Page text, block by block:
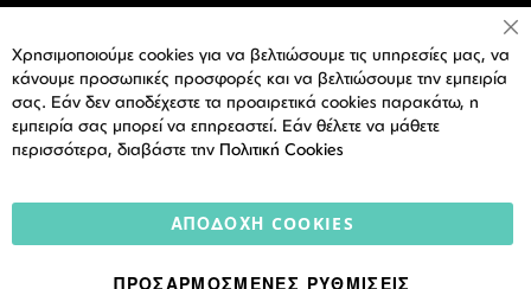
Χρησιμοποιούμε cookies για να βελτιώσουμε τις υπηρεσίες μας, να
κάνουμε προσωπικές προσφορές και να βελτιώσουμε την εμπειρία
σας. Εάν δεν αποδέχεστε τα προαιρετικά cookies παρακάτω, η
εμπειρία σας μπορεί να επηρεαστεί. Εάν θέλετε να μάθετε
περισσότερα, διαβάστε την Πολιτική Cookies
ΑΠΟΔΟΧΉ COOKIES
ΠΡΟΣΑΡΜΟΣΜΈΝΕΣ ΡΥΘΜΊΣΕΙΣ